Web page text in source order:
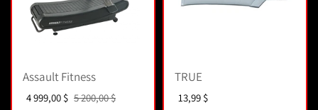
Assault Fitness
Prix de vente :
4 999,00 $ Prix habituel :
5 200,00 $
TRUE
Prix :
13,99 $